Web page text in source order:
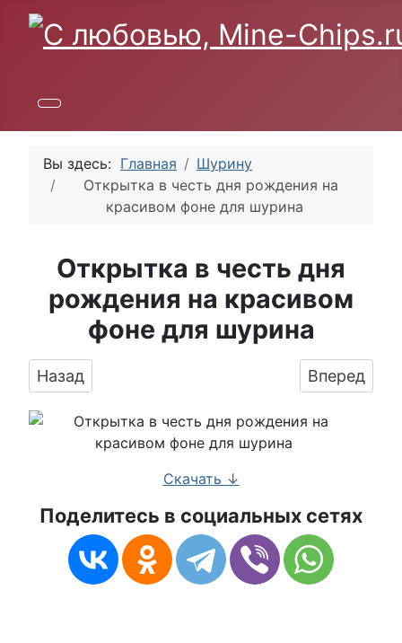
Вы здесь: Главная
Шурину
Открытка в честь дня рождения на
красивом фоне для шурина
Открытка в честь дня
рождения на красивом
фоне для шурина
Предыдущий: Праздничная, мужская
Назад Вперед
Скачать ↓
Поделитесь в социальных сетях